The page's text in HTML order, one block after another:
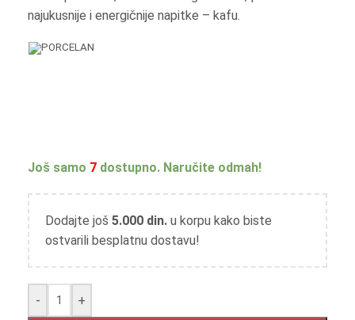
najukusnije i energičnije napitke – kafu.
PORCELAN
Još samo 7 dostupno. Naručite odmah!
Dodajte još 5.000 din. u korpu kako biste
ostvarili besplatnu dostavu!
- +